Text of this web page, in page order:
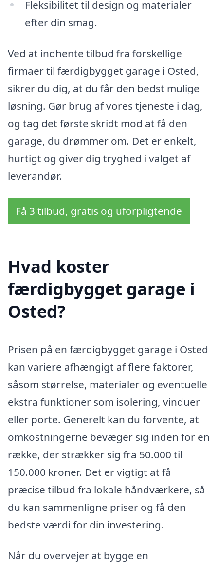
Fleksibilitet til design og materialer
efter din smag.
Ved at indhente tilbud fra forskellige
firmaer til færdigbygget garage i Osted,
sikrer du dig, at du får den bedst mulige
løsning. Gør brug af vores tjeneste i dag,
og tag det første skridt mod at få den
garage, du drømmer om. Det er enkelt,
hurtigt og giver dig tryghed i valget af
leverandør.
Få 3 tilbud, gratis og uforpligtende
Hvad koster
færdigbygget garage i
Osted?
Prisen på en færdigbygget garage i Osted
kan variere afhængigt af flere faktorer,
såsom størrelse, materialer og eventuelle
ekstra funktioner som isolering, vinduer
eller porte. Generelt kan du forvente, at
omkostningerne bevæger sig inden for en
række, der strækker sig fra 50.000 til
150.000 kroner. Det er vigtigt at få
præcise tilbud fra lokale håndværkere, så
du kan sammenligne priser og få den
bedste værdi for din investering.
Når du overvejer at bygge en